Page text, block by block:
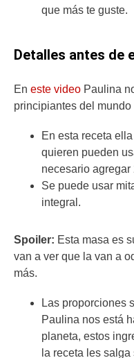
que más te guste.
Detalles antes de
En este video Paulina
principiantes del
En esta receta
quieren pueden
necesario agregar
Se puede usar
integral.
Spoiler: Esta masa es
van a ver que la van a
más.
Las proporciones
Paulina nos está
planeta, estos
la receta les